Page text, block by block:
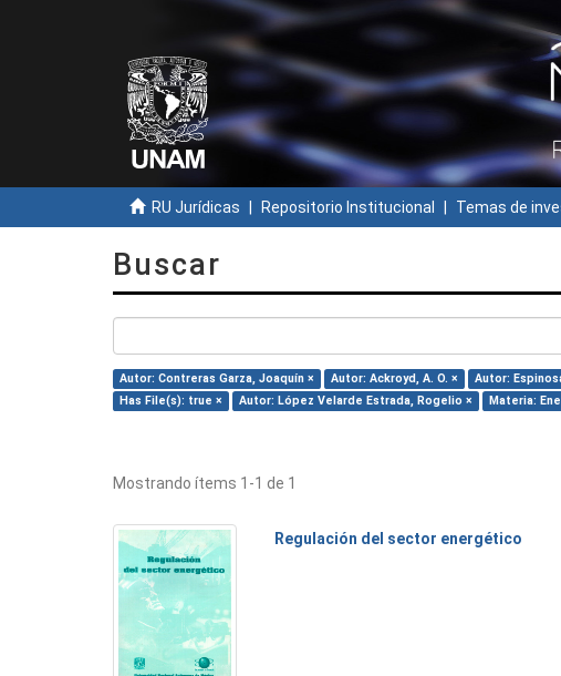
RU Jurídicas Repositorio Institucional Temas de
Buscar
Autor: Contreras Garza, Joaquín × Autor: Ackroyd, A. O. × Autor:
Has File(s): true ×
Autor: López Velarde Estrada, Rogelio × Materia:
Mostrando ítems 1-1 de 1
Regulación del sector energético